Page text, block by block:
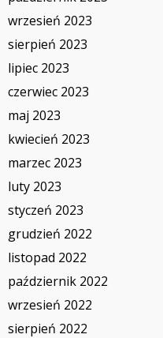
wrzesień 2023
sierpień 2023
lipiec 2023
czerwiec 2023
maj 2023
kwiecień 2023
marzec 2023
luty 2023
styczeń 2023
grudzień 2022
listopad 2022
październik 2022
wrzesień 2022
sierpień 2022